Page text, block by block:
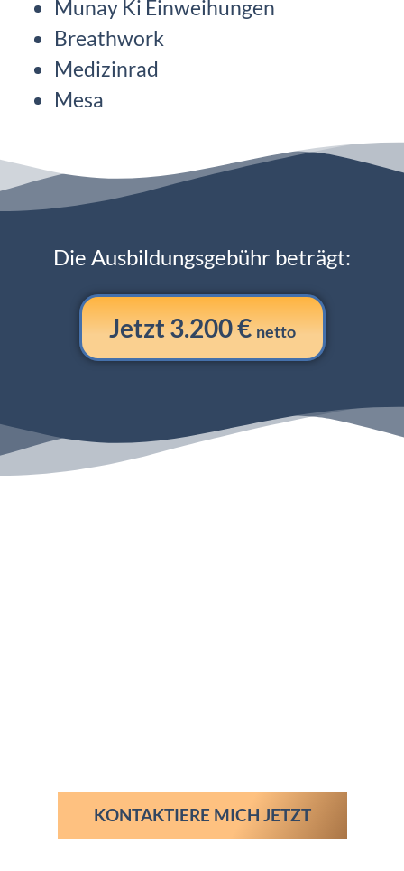
Munay Ki Einweihungen
Breathwork
Medizinrad
Mesa
Die Ausbildungsgebühr beträgt:
Jetzt 3.200 €netto
DU HAST INTERESSE?
KONTAKTIERE MICH JETZT